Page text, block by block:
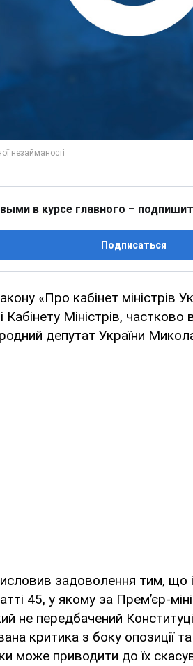
в курсе главного –
Подписаться
«Про кабінет міністрів
Кабінету Міністрів,
депутат України
задоволення тим, що
45, у якому за Прем’єр-
не передбачений
критика з боку опозиції та
може приводити до їх